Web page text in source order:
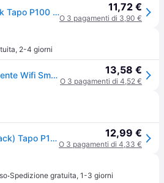
Presa intelligente TP-Link Tapo P100 Wi-Fi/Bluetooth Max 2300 W Bianca Indoor 11,72 €
O 3 pagamenti di 3,90 €
, 2-4 giorni
Tapo P100 Presa Intelligente Wifi Smart Plug, Compatibile Con Alexa E Google Hom 13,58 €
O 3 pagamenti di 4,52 €
TP-LINK Tapo P100(1-pack) Tapo P100(1-pack) Bluetooth Kit interruttori senza fili 1 pezzo Presa di corrente 12,99 €
O 3 pagamenti di 4,33 €
·Spedizione gratuita, 1-3 giorni